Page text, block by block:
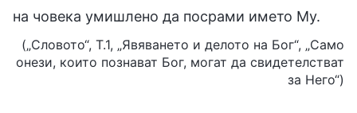
на човека умишлено да посрами името Му.
(„Словото“, Т.1, „Явяването и делото на Бог“, „Само
онези, които познават Бог, могат да свидетелстват
за Него“)